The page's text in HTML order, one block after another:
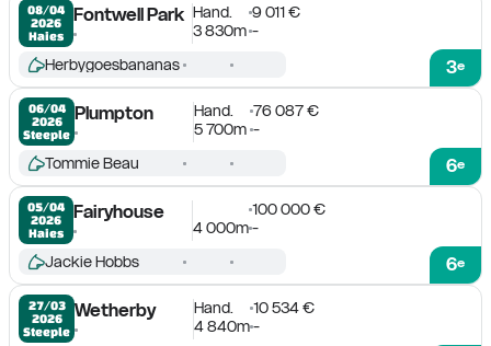
08/04
2026
Haies
Fontwell Park Hand.
9 011 €
3 830m -
3e
Herbygoesbananas
06/04
2026
Steeple
Plumpton Hand.
76 087 €
5 700m -
6e
Tommie Beau
05/04
2026
Haies
Fairyhouse
100 000 €
4 000m-
6e
Jackie Hobbs
27/03
2026
Steeple
Wetherby Hand.
10 534 €
4 840m-